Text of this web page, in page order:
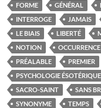
FORME
GÉNÉRAL
INTERROGE
JAMAIS
LE BIAIS
LIBERTÉ
NOTION
OCCURRENCE
PRÉALABLE
PREMIER
PSYCHOLOGIE ÉSOTÉRIQUE
SACRO-SAINT
SANS
SYNONYME
TEMPS